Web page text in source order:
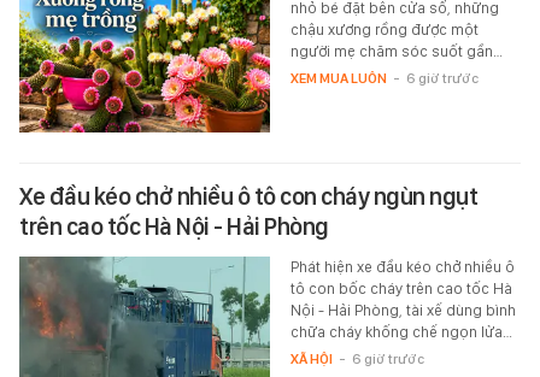
nhỏ bé đặt bên cửa sổ, những
chậu xương rồng được một
người mẹ chăm sóc suốt gần…
XEM MUA LUÔN - 6 giờ trước
Xe đầu kéo chở nhiều ô tô con cháy ngùn ngụt
trên cao tốc Hà Nội - Hải Phòng
Phát hiện xe đầu kéo chở nhiều ô
tô con bốc cháy trên cao tốc Hà
Nội - Hải Phòng, tài xế dùng bình
chữa cháy khống chế ngọn lửa…
XÃ HỘI - 6 giờ trước